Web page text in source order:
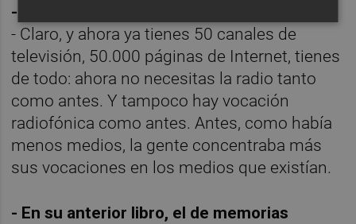
- Y el entretenimiento.
- Claro, y ahora ya tienes 50 canales de
televisión, 50.000 páginas de Internet, tienes
de todo: ahora no necesitas la radio tanto
como antes. Y tampoco hay vocación
radiofónica como antes. Antes, como había
menos medios, la gente concentraba más
sus vocaciones en los medios que existían.
- En su anterior libro, el de memorias